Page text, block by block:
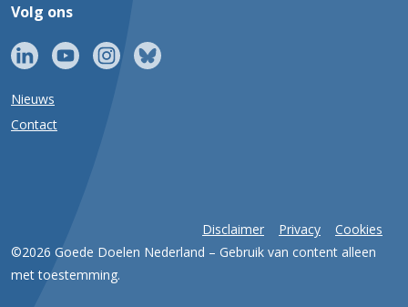
Volg ons
Nieuws
Contact
Disclaimer Privacy
Cookies
©2026 Goede Doelen Nederland – Gebruik van content alleen
met toestemming.